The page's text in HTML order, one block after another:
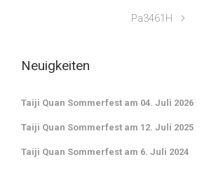
Pa3461H
Neuigkeiten
Taiji Quan Sommerfest am 04. Juli 2026
Taiji Quan Sommerfest am 12. Juli 2025
Taiji Quan Sommerfest am 6. Juli 2024